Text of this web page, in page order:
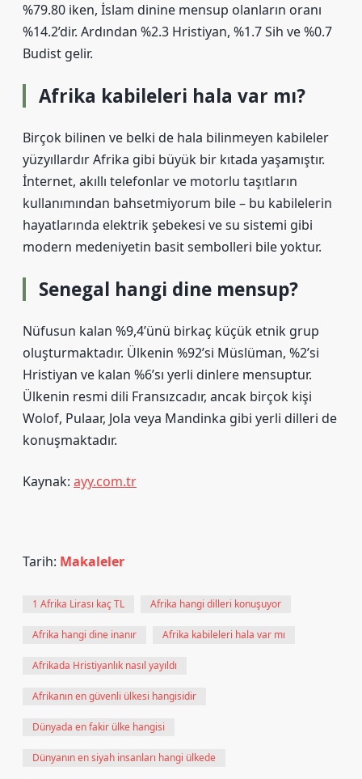
%79.80 iken, İslam dinine mensup olanların oranı
%14.2’dir. Ardından %2.3 Hristiyan, %1.7 Sih ve %0.7
Budist gelir.
Afrika kabileleri hala var mı?
Birçok bilinen ve belki de hala bilinmeyen kabileler
yüzyıllardır Afrika gibi büyük bir kıtada yaşamıştır.
İnternet, akıllı telefonlar ve motorlu taşıtların
kullanımından bahsetmiyorum bile – bu kabilelerin
hayatlarında elektrik şebekesi ve su sistemi gibi
modern medeniyetin basit sembolleri bile yoktur.
Senegal hangi dine mensup?
Nüfusun kalan %9,4’ünü birkaç küçük etnik grup
oluşturmaktadır. Ülkenin %92’si Müslüman, %2’si
Hristiyan ve kalan %6’sı yerli dinlere mensuptur.
Ülkenin resmi dili Fransızcadır, ancak birçok kişi
Wolof, Pulaar, Jola veya Mandinka gibi yerli dilleri de
konuşmaktadır.
Kaynak: ayy.com.tr
Tarih: Makaleler
1 Afrika Lirası kaç TL Afrika hangi dilleri konuşuyor
Afrika hangi dine inanır Afrika kabileleri hala var mı
Afrikada Hristiyanlık nasıl yayıldı
Afrikanın en güvenli ülkesi hangisidir
Dünyada en fakir ülke hangisi
Dünyanın en siyah insanları hangi ülkede